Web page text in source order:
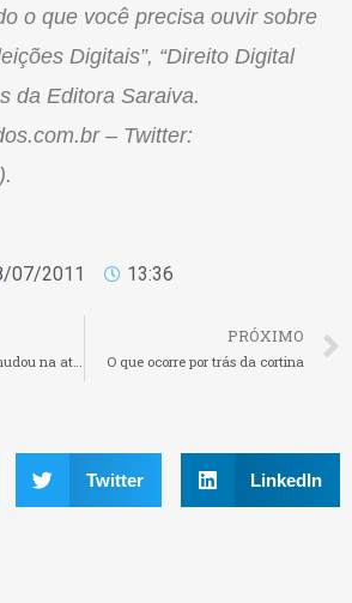
o que você precisa ouvir sobre
Digitais”, “Direito Digital
da Editora Saraiva.
– Twitter:
07/2011 13:36
Redes sociais: o que mudou na atuação online das empresas?
PRÓXIMO
O que ocorre por trás da cortina
Twitter LinkedIn